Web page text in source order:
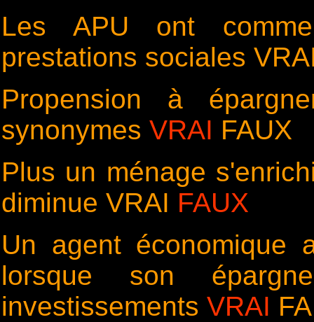
Les APU ont
prestations sociales
Propension à
synonymes VRAI FAUX
Plus un ménage
diminue VRAI FAUX
Un agent économique
lorsque son
investissements VRAI